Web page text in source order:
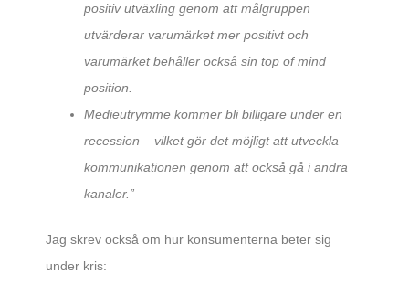
positiv utväxling genom att målgruppen
utvärderar varumärket mer positivt och
varumärket behåller också sin top of mind
position.
Medieutrymme kommer bli billigare under en
recession – vilket gör det möjligt att utveckla
kommunikationen genom att också gå i andra
kanaler.”
Jag skrev också om hur konsumenterna beter sig
under kris: